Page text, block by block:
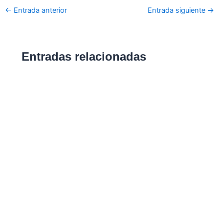
← Entrada anterior Entrada siguiente →
Entradas relacionadas